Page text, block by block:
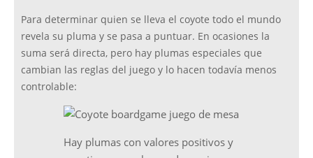
Para determinar quien se lleva el coyote todo el mundo
revela su pluma y se pasa a puntuar. En ocasiones la
suma será directa, pero hay plumas especiales que
cambian las reglas del juego y lo hacen todavía menos
controlable:
Hay plumas con valores positivos y